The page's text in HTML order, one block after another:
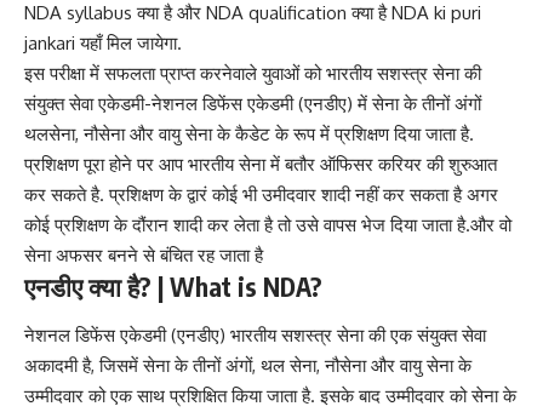
NDA syllabus क्या है और NDA qualification क्या है NDA ki puri
jankari यहाँ मिल जायेगा.
इस परीक्षा में सफलता प्राप्त करनेवाले युवाओं को भारतीय सशस्त्र सेना की
संयुक्त सेवा एकेडमी-नेशनल डिफेंस एकेडमी (एनडीए) में सेना के तीनों अंगों
थलसेना, नौसेना और वायु सेना के कैडेट के रूप में प्रशिक्षण दिया जाता है.
प्रशिक्षण पूरा होने पर आप भारतीय सेना में बतौर ऑफिसर करियर की शुरुआत
कर सकते है. प्रशिक्षण के द्वारं कोई भी उमीदवार शादी नहीं कर सकता है अगर
कोई प्रशिक्षण के दौंरान शादी कर लेता है तो उसे वापस भेज दिया जाता है.और वो
सेना अफसर बनने से बंचित रह जाता है
एनडीए क्या है? | What is NDA?
नेशनल डिफेंस एकेडमी (एनडीए) भारतीय सशस्त्र सेना की एक संयुक्त सेवा
अकादमी है, जिसमें सेना के तीनों अंगों, थल सेना, नौसेना और वायु सेना के
उम्मीदवार को एक साथ प्रशिक्षित किया जाता है. इसके बाद उम्मीदवार को सेना के